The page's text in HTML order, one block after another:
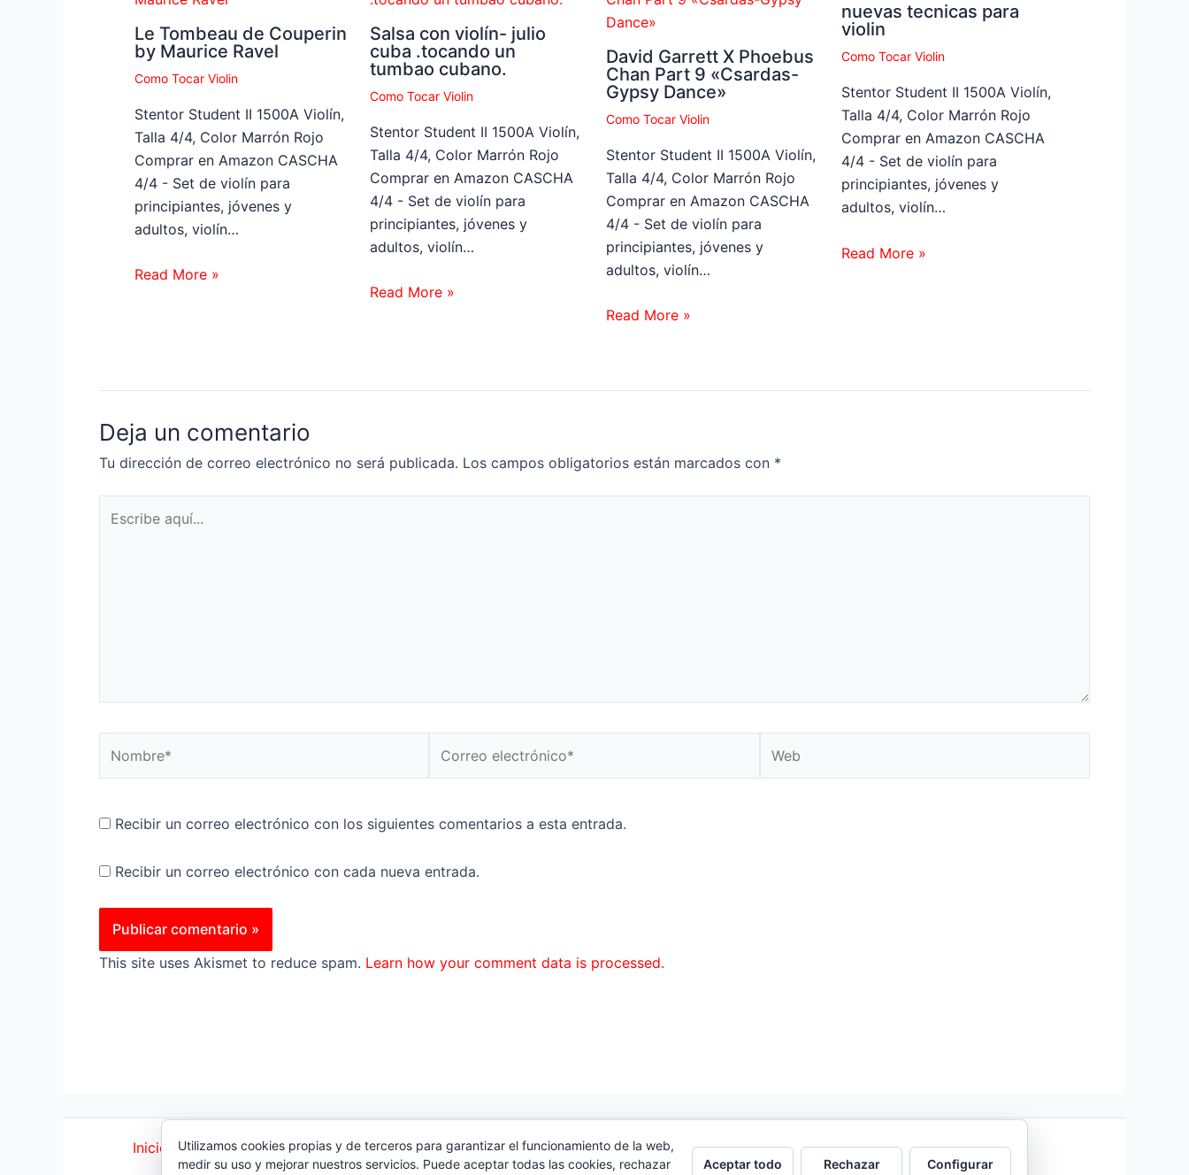
Le Tombeau de Couperin
by Maurice Ravel
Como Tocar Violin
Stentor Student II 1500A Violín,
Talla 4/4, Color Marrón Rojo
Comprar en Amazon CASCHA
4/4 - Set de violín para
principiantes, jóvenes y
adultos, violín…
Read More »
Salsa con violín- julio
cuba .tocando un
tumbao cubano.
Como Tocar Violin
Stentor Student II 1500A Violín,
Talla 4/4, Color Marrón Rojo
Comprar en Amazon CASCHA
4/4 - Set de violín para
principiantes, jóvenes y
adultos, violín…
Read More »
David Garrett X Phoebus
Chan Part 9 «Csardas-
Gypsy Dance»
Como Tocar Violin
Stentor Student II 1500A Violín,
Talla 4/4, Color Marrón Rojo
Comprar en Amazon CASCHA
4/4 - Set de violín para
principiantes, jóvenes y
adultos, violín…
Read More »
nuevas tecnicas para
violin
Como Tocar Violin
Stentor Student II 1500A Violín,
Talla 4/4, Color Marrón Rojo
Comprar en Amazon CASCHA
4/4 - Set de violín para
principiantes, jóvenes y
adultos, violín…
Read More »
Deja un comentario
Tu dirección de correo electrónico no será publicada. Los campos obligatorios están marcados con *
aquí...
electrónico*
Recibir un correo electrónico con los siguientes comentarios a esta entrada.
Recibir un correo electrónico con cada nueva entrada.
This site uses Akismet to reduce spam. Learn how your comment data is processed.
Inicio |Política Cookies|Política Privacidad|Contacto
© 2023 |ComoTocarViolin.Com
Utilizamos cookies propias y de terceros para garantizar el funcionamiento de la web,
medir su uso y mejorar nuestros servicios. Puede aceptar todas las cookies, rechazar
Aceptar todo Rechazar Configurar